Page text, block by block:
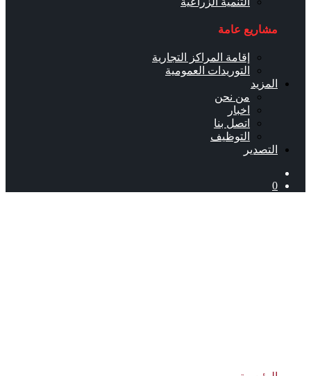
مشاريع عامة
إقامة المراكز التجارية
التوريدات العمومية
المزيد
من نحن
اخبار
اتصل بنا
التوظيف
التصدير
0